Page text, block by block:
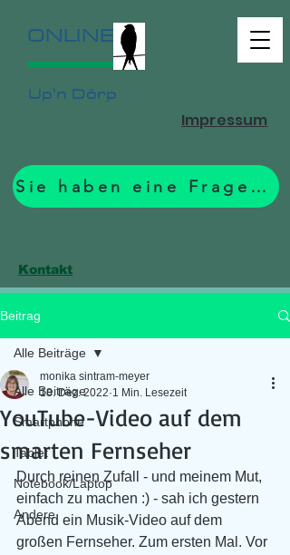
ONLINE
Up'n Dörp
Sie haben eine Frage? Zum Formular.
Impressum
Kontakt
Beitrag
Alle Beiträge
Smartphone
Tablet
Notebook/Laptop
Andere
Alle Beiträge
YouTube-Video auf dem
smarten Fernseher
monika sintram-meyer
18. Dez. 2022 1 Min. Lesezeit
Durch reinen Zufall - und meinem Mut,
einfach zu machen :) - sah ich gestern
Abend ein Musik-Video auf dem
großen Fernseher. Zum ersten Mal. Vor